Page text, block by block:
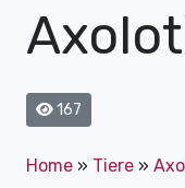
167
Home » Tiere »